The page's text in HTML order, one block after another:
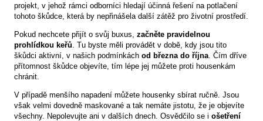
projekt, v jehož rámci odborníci hledají účinná řešení na potlačení
tohoto škůdce, která by nepřinášela další zátěž pro životní prostředí.
Pokud nechcete přijít o svůj buxus, začněte pravidelnou
prohlídkou keřů . Tu byste měli provádět v době, kdy jsou tito
škůdci aktivní, v našich podmínkách od března do října . Čím dříve
přítomnost škůdce objevíte, tím lépe jej můžete proti housenkám
chránit.
V případě menšího napadení můžete housenky sbírat ručně. Jsou
však velmi dovedně maskované a tak nemáte jistotu, že je objevíte
všechny. Nepolevujte ani v dalších dnech. Osvědčilo se i ošetření